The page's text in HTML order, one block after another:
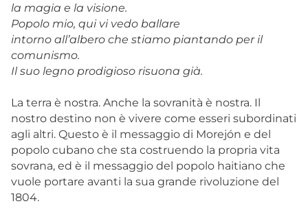
la magia e la visione.
Popolo mio, qui vi vedo ballare
intorno all’albero che stiamo piantando per il
comunismo.
Il suo legno prodigioso risuona già.
La terra è nostra. Anche la sovranità è nostra. Il
nostro destino non è vivere come esseri subordinati
agli altri. Questo è il messaggio di Morejón e del
popolo cubano che sta costruendo la propria vita
sovrana, ed è il messaggio del popolo haitiano che
vuole portare avanti la sua grande rivoluzione del
1804.